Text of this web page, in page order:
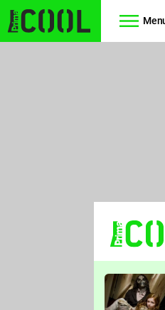
TŘESKU
FUTURAMA